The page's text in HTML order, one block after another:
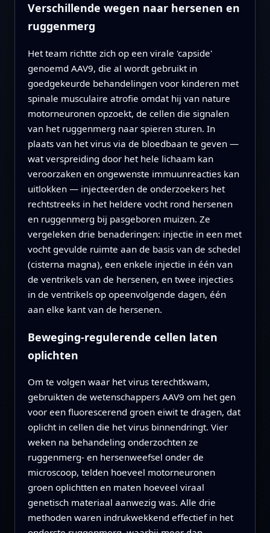
Verschillende wegen naar hersenen en
ruggenmerg
Het team richtte zich op een virale 'capside'
genoemd AAV9, die al wordt gebruikt in
goedgekeurde behandelingen voor kinderen met
spinale musculaire atrofie omdat hij van nature
motorneuronen opzoekt, de cellen die signalen
van het ruggenmerg naar spieren sturen. In
plaats van het virus via de bloedbaan te geven —
wat verspreiding door het hele lichaam kan
veroorzaken en ongewenste immuunreacties kan
uitlokken — injecteerden de onderzoekers het
rechtstreeks in het heldere vocht rond hersenen
en ruggenmerg bij pasgeboren muizen. Ze
vergeleken drie benaderingen: injectie in een met
vocht gevulde ruimte aan de basis van de schedel
(cisterna magna), een enkele injectie in één van
de ventrikels van de hersenen, en twee injecties
in de ventrikels op opeenvolgende dagen, één
aan elke kant van de hersenen.
Beweging-regulerende cellen laten
oplichten
Om te volgen waar het virus terechtkwam,
gebruikten de wetenschappers AAV9 om het gen
voor een fluorescerend groen eiwit te dragen, dat
oplicht in cellen die het virus binnendringt. Vier
weken na behandeling onderzochten ze
ruggenmerg- en hersenweefsel onder de
microscoop, telden hoeveel motorneuronen
groen oplichtten en maten hoeveel viraal
genetisch materiaal aanwezig was. Alle drie
methoden waren indrukwekkend effectief in het